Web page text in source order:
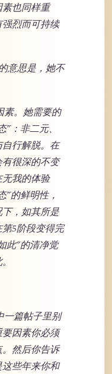
也同样重
烈而可持续
意思是，她不
素。她需要的
：非二元、
行解脱。在
很深的不变
我的体验
”的鲜明性，
，如其所是
5阶段变得完
此”的清净觉
一篇帖子里别
因素你必须
然后你告诉
些年来你和